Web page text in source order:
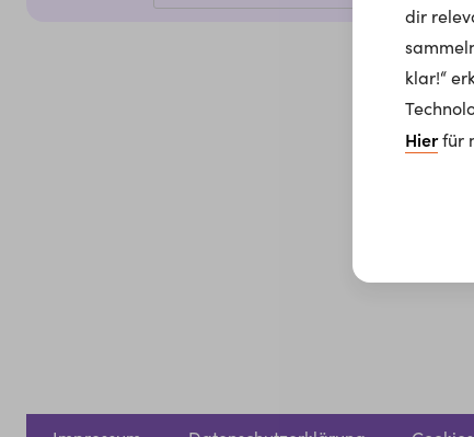
dir
klar!“
Hierfür